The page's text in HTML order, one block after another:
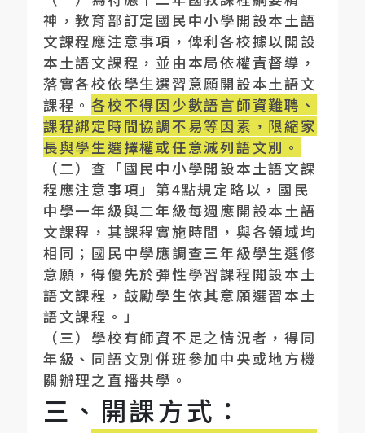
神，教育部訂定國民中小學開設本土語
文課程應注意事項，俾利各校據以開設
本土語文課程，並由本局依權責督導，
落實各校依學生選習意願開設本土語文
課程。各校不得因少數語言師資難聘、
課程綁定時間協調不易等因素，限縮家
長與學生選擇權或任意減列語文別。
（二）查「國民中小學開設本土語文課
程應注意事項」第4點規定略以，國民
中學一年級與二年級每週應開設本土語
文課程，其課程實施時間，與各領域均
相同；國民中學應調查三年級學生選修
意願，得優先於彈性學習課程開設本土
語文課程，鼓勵學生依其意願選習本土
語文課程。」
（三）學校有師資不足之情況者，得同
年級、同語文別併班參加中央或地方機
關辦理之直播共學。
三、開課方式：